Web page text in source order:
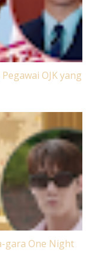
OJK yang
gara One Night